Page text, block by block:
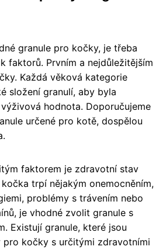
granule pro kočky, je třeba
faktorů. Prvním a nejdůležitějším
Každá věková kategorie
složení granulí, aby byla
hodnota. Doporučujeme
určené pro kotě, dospělou
faktorem je zdravotní stav
trpí nějakým onemocněním,
problémy s trávením nebo
je vhodné zvolit granule s
Existují granule, které jsou
pro kočky s určitými zdravotními